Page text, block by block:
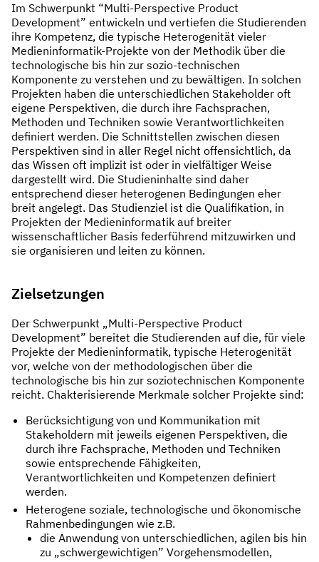
Im Schwerpunkt “Multi-Perspective Product
Development” entwickeln und vertiefen die Studierenden
ihre Kompetenz, die typische Heterogenität vieler
Medieninformatik-Projekte von der Methodik über die
technologische bis hin zur sozio-technischen
Komponente zu verstehen und zu bewältigen. In solchen
Projekten haben die unterschiedlichen Stakeholder oft
eigene Perspektiven, die durch ihre Fachsprachen,
Methoden und Techniken sowie Verantwortlichkeiten
definiert werden. Die Schnittstellen zwischen diesen
Perspektiven sind in aller Regel nicht offensichtlich, da
das Wissen oft implizit ist oder in vielfältiger Weise
dargestellt wird. Die Studieninhalte sind daher
entsprechend dieser heterogenen Bedingungen eher
breit angelegt. Das Studienziel ist die Qualifikation, in
Projekten der Medieninformatik auf breiter
wissenschaftlicher Basis federführend mitzuwirken und
sie organisieren und leiten zu können.
Zielsetzungen
Der Schwerpunkt „Multi-Perspective Product
Development” bereitet die Studierenden auf die, für viele
Projekte der Medieninformatik, typische Heterogenität
vor, welche von der methodologischen über die
technologische bis hin zur soziotechnischen Komponente
reicht. Chakterisierende Merkmale solcher Projekte sind:
Berücksichtigung von und Kommunikation mit
Stakeholdern mit jeweils eigenen Perspektiven, die
durch ihre Fachsprache, Methoden und Techniken
sowie entsprechende Fähigkeiten,
Verantwortlichkeiten und Kompetenzen definiert
werden.
Heterogene soziale, technologische und ökonomische
Rahmenbedingungen wie z.B.
die Anwendung von unterschiedlichen, agilen bis hin
zu „schwergewichtigen” Vorgehensmodellen,